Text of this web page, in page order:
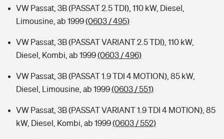
VW Passat, 3B (PASSAT 2.5 TDI), 110 kW, Diesel,
Limousine, ab 1999(0603 / 495)
VW Passat, 3B (PASSAT VARIANT 2.5 TDI), 110 kW,
Diesel, Kombi, ab 1999(0603 / 496)
VW Passat, 3B (PASSAT 1.9 TDI 4 MOTION), 85 kW,
Diesel, Limousine, ab 1999(0603 / 551)
VW Passat, 3B (PASSAT VARIANT 1.9 TDI 4 MOTION), 85
kW, Diesel, Kombi, ab 1999(0603 / 552)